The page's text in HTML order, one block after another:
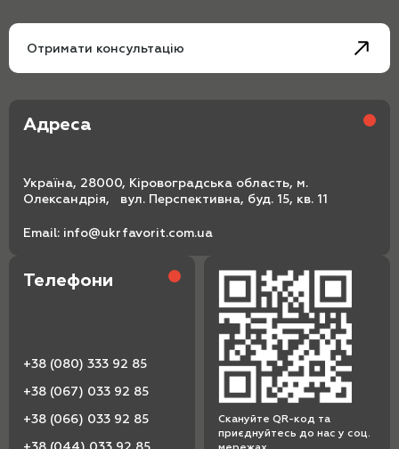
Отримати консультацію
Адреса
Україна, 28000, Кіровоградська область, м.
Олександрія, вул. Перспективна, буд. 15, кв. 11
Email: info@ukrfavorit.com.ua
Телефони
+38 (080) 333 92 85
+38 (067) 033 92 85
+38 (066) 033 92 85
Скануйте QR-код та
приєднуйтесь до нас у соц.